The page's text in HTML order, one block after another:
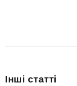
Інші статті